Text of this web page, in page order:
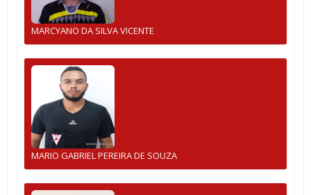
MARCYANO DA SILVA VICENTE
MARIO GABRIEL PEREIRA DE SOUZA